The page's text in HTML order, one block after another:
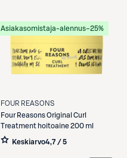
Asiakasomistaja-alennus−25%
FOUR REASONS
Four ReasonsOriginal Curl
Treatment hoitoaine 200 ml
Keskiarvo4,7 / 5